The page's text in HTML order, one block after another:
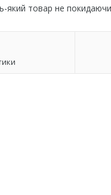
який товар не